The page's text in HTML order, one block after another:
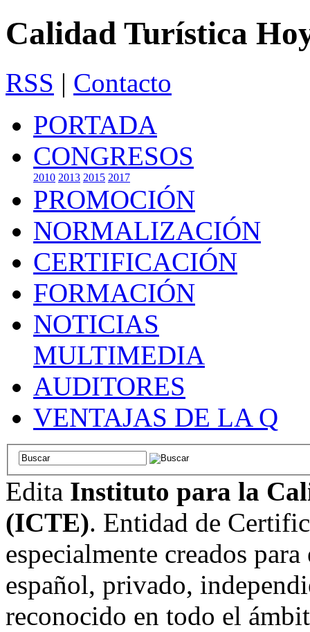
Calidad Turística
RSS | Contacto
PORTADA
CONGRESOS
2010 2013 2015 2017
PROMOCIÓN
NORMALIZACIÓN
CERTIFICACIÓN
FORMACIÓN
NOTICIAS
MULTIMEDIA
AUDITORES
VENTAJAS DE LA Q
Edita Instituto para la
(ICTE). Entidad de
especialmente creados
español, privado,
reconocido en todo el